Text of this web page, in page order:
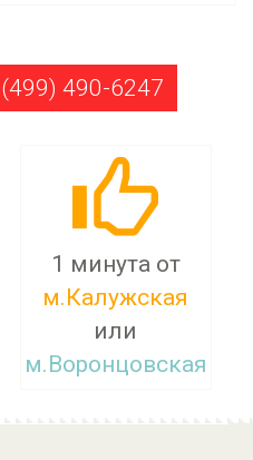
490-6247
1 минута от
м.Калужская
или
м.Воронцовская